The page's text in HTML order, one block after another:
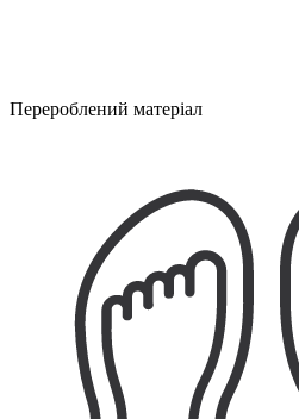
Перероблений матеріал